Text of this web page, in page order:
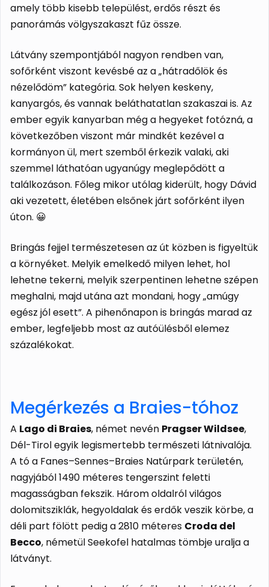
amely több kisebb települést, erdős részt és
panorámás völgyszakaszt fűz össze.
Látvány szempontjából nagyon rendben van,
sofőrként viszont kevésbé az a „hátradőlök és
nézelődöm” kategória. Sok helyen keskeny,
kanyargós, és vannak beláthatatlan szakaszai is. Az
ember egyik kanyarban még a hegyeket fotózná, a
következőben viszont már mindkét kezével a
kormányon ül, mert szemből érkezik valaki, aki
szemmel láthatóan ugyanúgy meglepődött a
találkozáson. Főleg mikor utólag kiderült, hogy Dávid
aki vezetett, életében elsőnek járt sofőrként ilyen
úton. 😀
Bringás fejjel természetesen az út közben is figyeltük
a környéket. Melyik emelkedő milyen lehet, hol
lehetne tekerni, melyik szerpentinen lehetne szépen
meghalni, majd utána azt mondani, hogy „amúgy
egész jól esett”. A pihenőnapon is bringás marad az
ember, legfeljebb most az autóülésből elemez
százalékokat.
Megérkezés a Braies-tóhoz
A Lago di Braies, német nevén Pragser Wildsee,
Dél-Tirol egyik legismertebb természeti látnivalója.
A tó a Fanes–Sennes–Braies Natúrpark területén,
nagyjából 1490 méteres tengerszint feletti
magasságban fekszik. Három oldalról világos
dolomitsziklák, hegyoldalak és erdők veszik körbe, a
déli part fölött pedig a 2810 méteres Croda del
Becco, németül Seekofel hatalmas tömbje uralja a
látványt.